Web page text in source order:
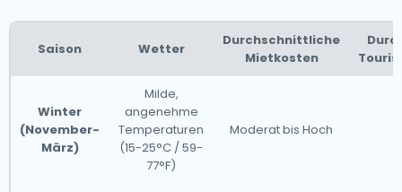
Saison Wetter
Durchschnittliche
Mietkosten
Winter
(November-
März)
Milde,
angenehme
Temperaturen
(15-25°C / 59-
77°F)
Moderat bis Hoch